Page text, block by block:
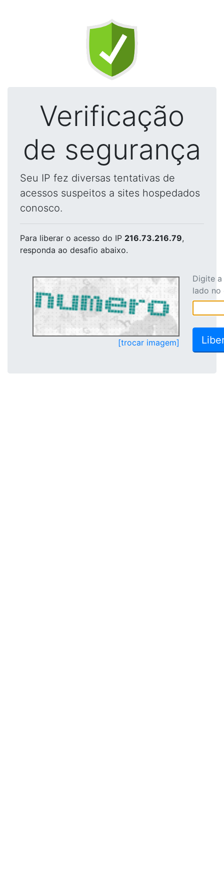
Verificação
de segurança
Seu IP fez diversas tentativas de
acessos suspeitos a sites hospedados
conosco.
Para liberar o acesso do IP 216.73.216.79,
responda ao desafio abaixo.
[trocar imagem]
Digite
lado no